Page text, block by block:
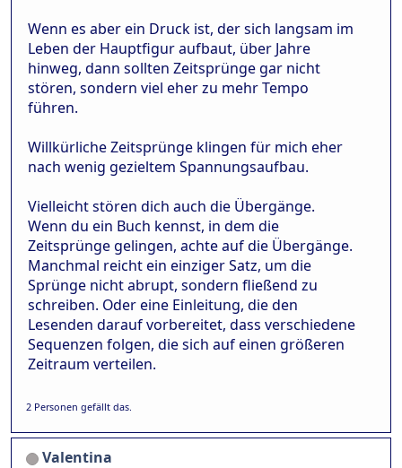
Wenn es aber ein Druck ist, der sich langsam im
Leben der Hauptfigur aufbaut, über Jahre
hinweg, dann sollten Zeitsprünge gar nicht
stören, sondern viel eher zu mehr Tempo
führen.
Willkürliche Zeitsprünge klingen für mich eher
nach wenig gezieltem Spannungsaufbau.
Vielleicht stören dich auch die Übergänge.
Wenn du ein Buch kennst, in dem die
Zeitsprünge gelingen, achte auf die Übergänge.
Manchmal reicht ein einziger Satz, um die
Sprünge nicht abrupt, sondern fließend zu
schreiben. Oder eine Einleitung, die den
Lesenden darauf vorbereitet, dass verschiedene
Sequenzen folgen, die sich auf einen größeren
Zeitraum verteilen.
2 Personen gefällt das.
Valentina